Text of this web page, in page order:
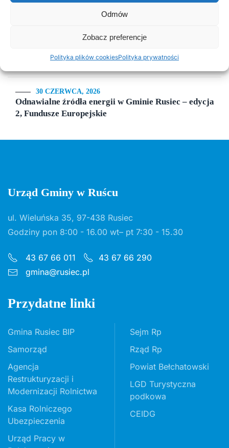
Odmów
Zobacz preferencje
Polityka plików cookiesPolityka prywatności
30 CZERWCA, 2026
Odnawialne źródła energii w Gminie Rusiec – edycja
2, Fundusze Europejskie
Urząd Gminy w Ruścu
ul. Wieluńska 35, 97-438 Rusiec
Godziny pon 8:00 - 16.00 wt– pt 7:30 - 15.30
43 67 66 011
43 67 66 290
gmina@rusiec.pl
Przydatne linki
Gmina Rusiec BIP
Samorząd
Agencja
Restrukturyzacji i
Modernizacji Rolnictwa
Kasa Rolniczego
Ubezpieczenia
Urząd Pracy w
Sejm Rp
Rząd Rp
Powiat Bełchatowski
LGD Turystyczna
podkowa
CEIDG